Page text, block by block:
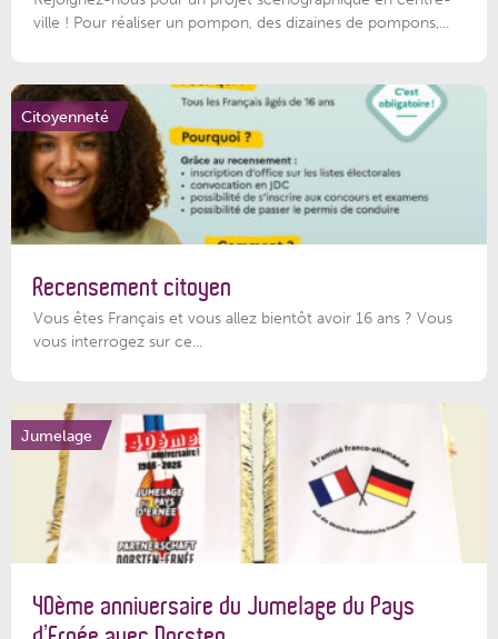
ville ! Pour réaliser un pompon, des dizaines de pompons,...
Citoyenneté
Recensement citoyen
Vous êtes Français et vous allez bientôt avoir 16 ans ? Vous
vous interrogez sur ce...
Jumelage
40ème anniversaire du Jumelage du Pays